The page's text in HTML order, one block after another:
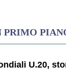
PRIMO
U.20,